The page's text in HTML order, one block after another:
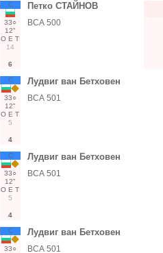
С
33○
12"
О Е Т
14
6
Петко СТАЙНОВ
ВСА 500
С
33○
12"
О Е Т
5
4
Лудвиг ван Бетховен
ВСА 501
С
33○
12"
О Е Т
5
4
Лудвиг ван Бетховен
ВСА 501
С
33○
Лудвиг ван Бетховен
ВСА 501